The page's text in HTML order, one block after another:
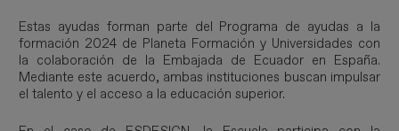
Estas ayudas forman parte del Programa de ayudas a la
formación 2024 de Planeta Formación y Universidades con
la colaboración de la Embajada de Ecuador en España.
Mediante este acuerdo, ambas instituciones buscan impulsar
el talento y el acceso a la educación superior.